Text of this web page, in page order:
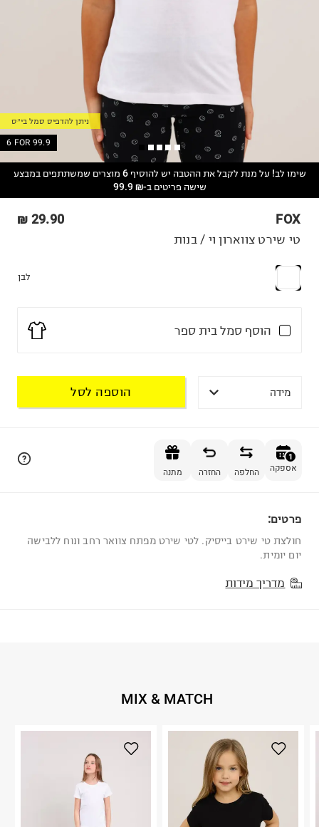
ניתן להדפיס סמל בי״ס
6 FOR 99.9
שימו לב! על מנת לקבל את ההטבה יש להוסיף 6 מוצרים שמשתתפים במבצע
שישה פריטים ב-₪ 99.9
FOX
29.90 ₪
טי שירט צווארון וי / בנות
לבן
הוסף סמל בית ספר
לחיפוש חופשי הקלד שם בית-ספר או עיר
הסמל מודפס בחזית החולצה בצד שמאל
מומלץ לבחור חולצה בצבע אחר
הסמל קיים רק בצבע אחד והוא זהה לגוון החולצה
מידה הוספה לסל
1
אספקה החלפה החזרה מתנה
פרטים:
חולצת טי שירט בייסיק. לטי שירט מפתח צוואר רחב ונוח ללבישה
יום יומית.
מדריך מידות
MIX & MATCH